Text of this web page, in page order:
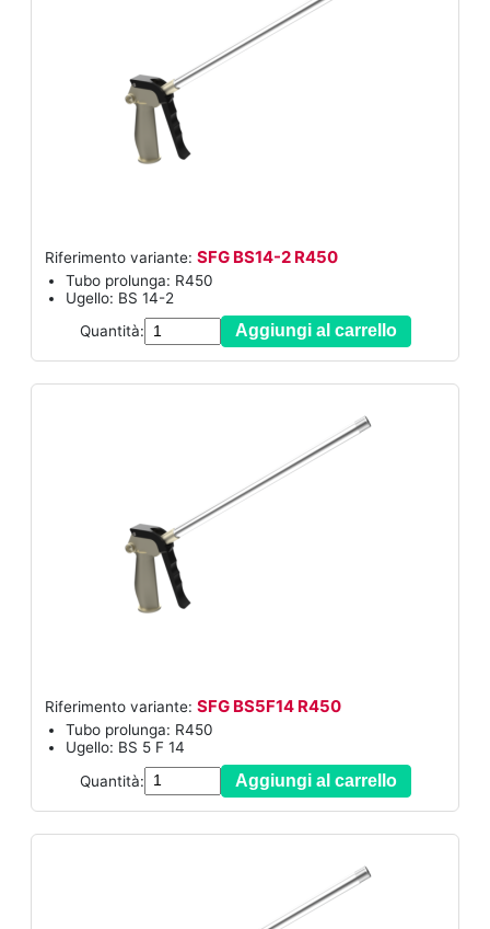
Riferimento variante: SFG BS14-2 R450
Tubo prolunga: R450
Ugello: BS 14-2
Quantità:
Aggiungi al carrello
Riferimento variante: SFG BS5F14 R450
Tubo prolunga: R450
Ugello: BS 5 F 14
Quantità:
Aggiungi al carrello